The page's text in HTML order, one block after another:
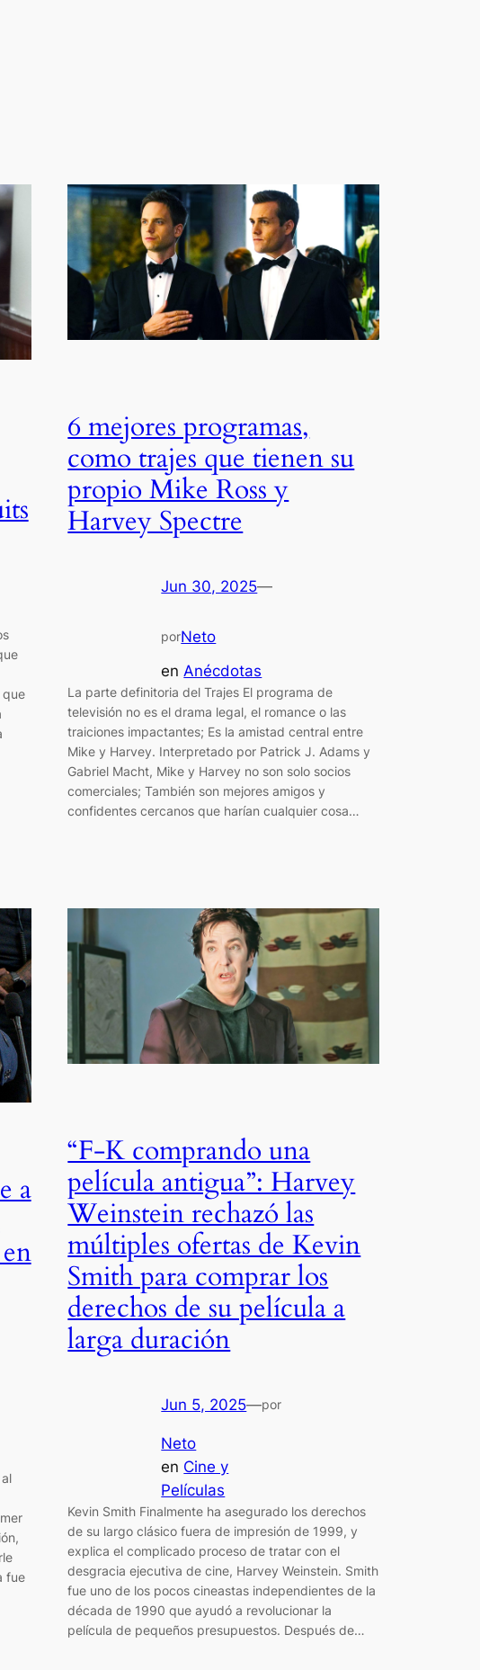
que
6 mejores programas,
como trajes que tienen su
propio Mike Ross y
Harvey Spectre
Jun 30, 2025—
porNeto
en Anécdotas
La parte definitoria del Trajes El programa de
televisión no es el drama legal, el romance o las
traiciones impactantes; Es la amistad central entre
Mike y Harvey. Interpretado por Patrick J. Adams y
Gabriel Macht, Mike y Harvey no son solo socios
comerciales; También son mejores amigos y
confidentes cercanos que harían cualquier cosa…
a
fue
“F-K comprando una
película antigua”: Harvey
Weinstein rechazó las
múltiples ofertas de Kevin
Smith para comprar los
derechos de su película a
larga duración
Jun 5, 2025—por
Neto
en Cine y
Películas
Kevin Smith Finalmente ha asegurado los derechos
de su largo clásico fuera de impresión de 1999, y
explica el complicado proceso de tratar con el
desgracia ejecutiva de cine, Harvey Weinstein. Smith
fue uno de los pocos cineastas independientes de la
década de 1990 que ayudó a revolucionar la
película de pequeños presupuestos. Después de…